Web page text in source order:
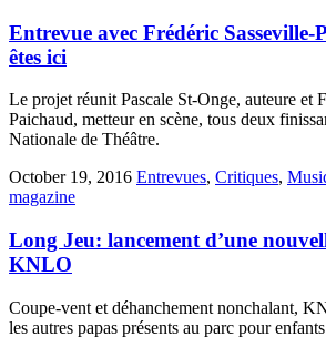
Entrevue avec Frédéric Sasseville-
êtes ici
Le projet réunit Pascale St-Onge, auteure et
Paichaud, metteur en scène, tous deux
Nationale de Théâtre.
October 19, 2016 Entrevues, Critiques,
magazine
Long Jeu: lancement d’une
KNLO
Coupe-vent et déhanchement nonchalant,
les autres papas présents au parc pour